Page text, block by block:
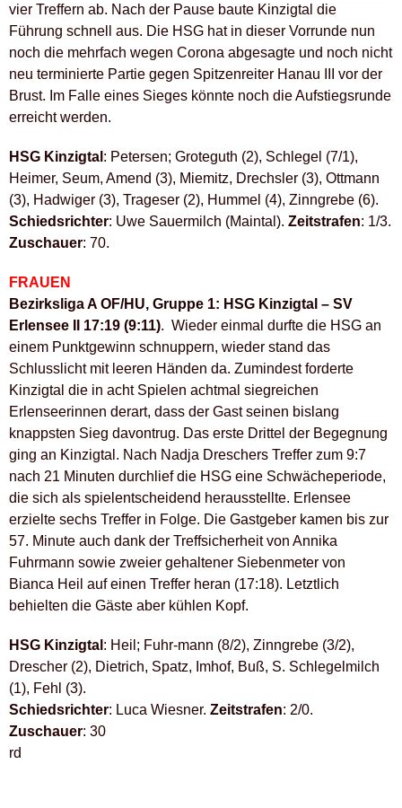
vier Treffern ab. Nach der Pause baute Kinzigtal die
Führung schnell aus. Die HSG hat in dieser Vorrunde nun
noch die mehrfach wegen Corona abgesagte und noch nicht
neu terminierte Partie gegen Spitzenreiter Hanau III vor der
Brust. Im Falle eines Sieges könnte noch die Aufstiegsrunde
erreicht werden.
HSG Kinzigtal : Petersen; Groteguth (2), Schlegel (7/1),
Heimer, Seum, Amend (3), Miemitz, Drechsler (3), Ottmann
(3), Hadwiger (3), Trageser (2), Hummel (4), Zinngrebe (6).
Schiedsrichter: Uwe Sauermilch (Maintal). Zeitstrafen: 1/3.
Zuschauer: 70.
FRAUEN
Bezirksliga A OF/HU, Gruppe 1: HSG Kinzigtal – SV
Erlensee II 17:19 (9:11). Wieder einmal durfte die HSG an
einem Punktgewinn schnuppern, wieder stand das
Schlusslicht mit leeren Händen da. Zumindest forderte
Kinzigtal die in acht Spielen achtmal siegreichen
Erlenseerinnen derart, dass der Gast seinen bislang
knappsten Sieg davontrug. Das erste Drittel der Begegnung
ging an Kinzigtal. Nach Nadja Dreschers Treffer zum 9:7
nach 21 Minuten durchlief die HSG eine Schwächeperiode,
die sich als spielentscheidend herausstellte. Erlensee
erzielte sechs Treffer in Folge. Die Gastgeber kamen bis zur
57. Minute auch dank der Treffsicherheit von Annika
Fuhrmann sowie zweier gehaltener Siebenmeter von
Bianca Heil auf einen Treffer heran (17:18). Letztlich
behielten die Gäste aber kühlen Kopf.
HSG Kinzigtal : Heil; Fuhr-mann (8/2), Zinngrebe (3/2),
Drescher (2), Dietrich, Spatz, Imhof, Buß, S. Schlegelmilch
(1), Fehl (3).
Schiedsrichter: Luca Wiesner. Zeitstrafen: 2/0.
Zuschauer: 30
rd